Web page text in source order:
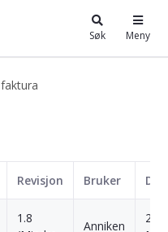
Søk Meny
faktura
Revisjon Bruker
1.8
Anniken
2